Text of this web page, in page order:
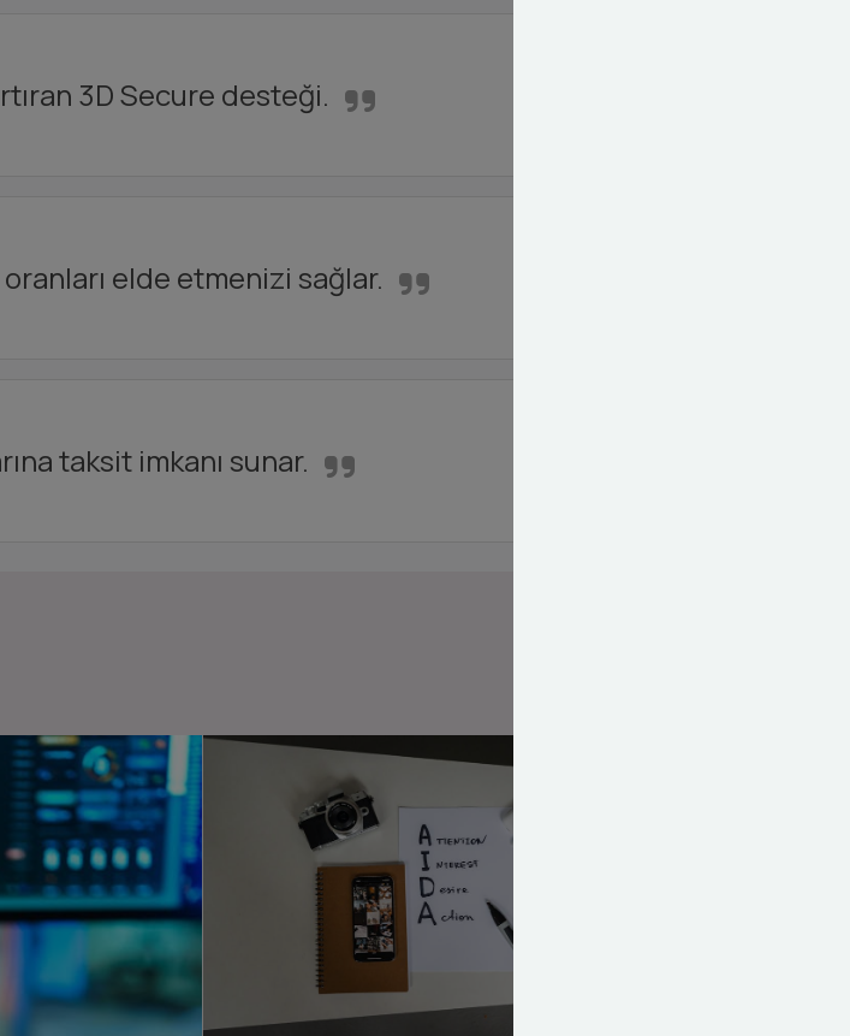
3D Secure desteği.
elde etmenizi sağlar.
taksit imkanı sunar.